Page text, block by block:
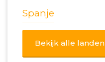
Spanje
Bekijk alle landen